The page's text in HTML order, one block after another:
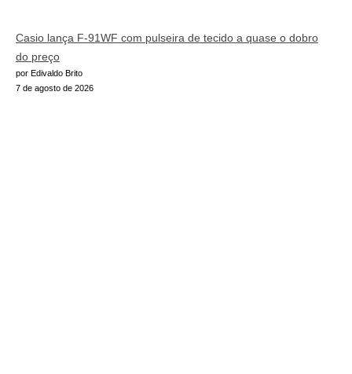
Casio lança F-91WF com pulseira de tecido a quase o dobro
do preço
por Edivaldo Brito
7 de agosto de 2026